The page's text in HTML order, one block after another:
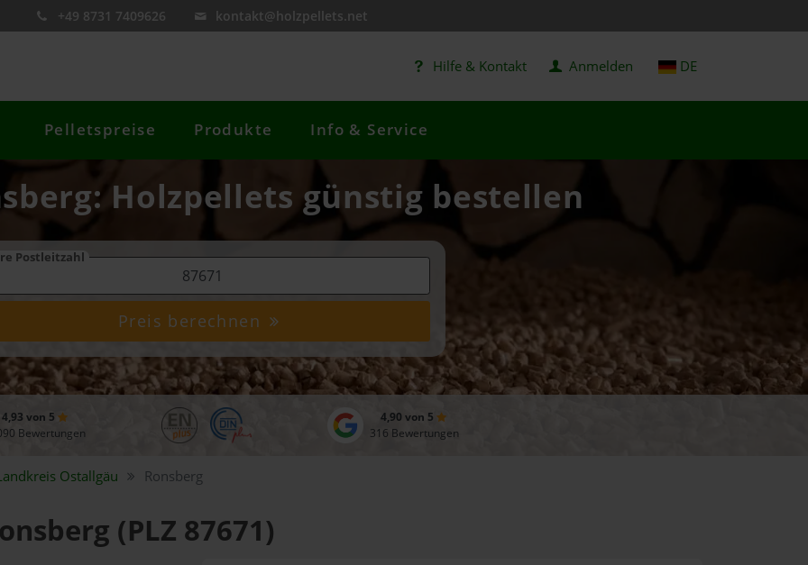
+49 8731 7409626 kontakt@holzpellets.net
Hilfe & Kontakt Anmelden DE
Pelletspreise Produkte Info & Service
Holzpellets günstig bestellen
Postleitzahl
Preis berechnen
4,93 von 5
Bewertungen
4,90 von 5
316 Bewertungen
Ostallgäu Ronsberg
(PLZ 87671)